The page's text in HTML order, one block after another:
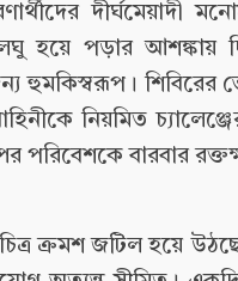
দীর্ঘমেয়াদী
হয়ে পড়ার
হুমকিস্বরূপ। শিবিরের
নিয়মিত
পরিবেশকে বারবার
ক্রমশ জটিল হয়ে